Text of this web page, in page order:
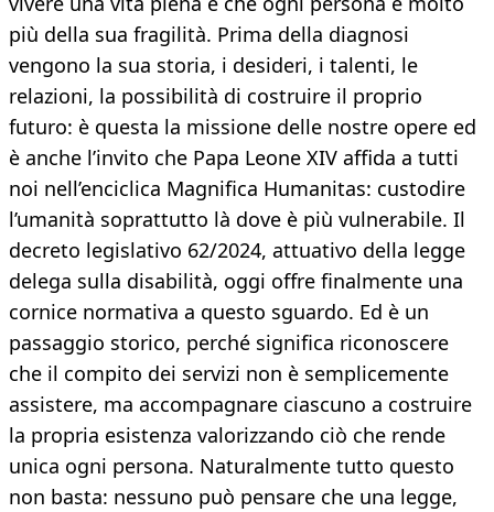
più della sua fragilità. Prima della diagnosi
vengono la sua storia, i desideri, i talenti, le
relazioni, la possibilità di costruire il proprio
futuro: è questa la missione delle nostre opere ed
è anche l’invito che Papa Leone XIV affida a tutti
noi nell’enciclica Magnifica Humanitas: custodire
l’umanità soprattutto là dove è più vulnerabile. Il
decreto legislativo 62/2024, attuativo della legge
delega sulla disabilità, oggi offre finalmente una
cornice normativa a questo sguardo. Ed è un
passaggio storico, perché significa riconoscere
che il compito dei servizi non è semplicemente
assistere, ma accompagnare ciascuno a costruire
la propria esistenza valorizzando ciò che rende
unica ogni persona. Naturalmente tutto questo
non basta: nessuno può pensare che una legge,